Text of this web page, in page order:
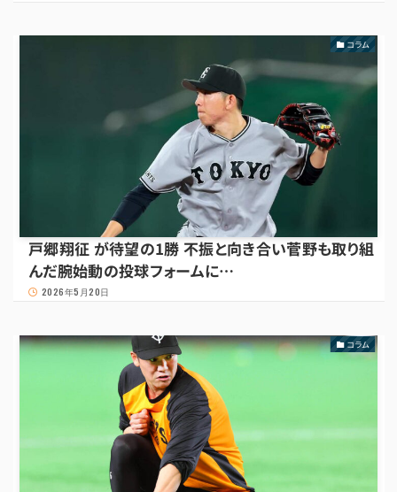
コラム
戸郷翔征 が待望の1勝 不振と向き合い菅野も取り組
んだ腕始動の投球フォームに…
2026年5月20日
コラム